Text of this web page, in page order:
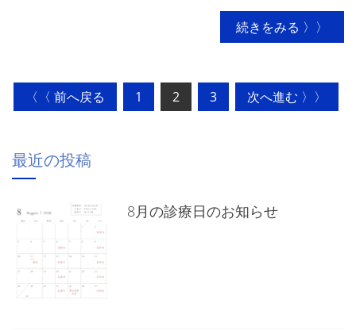
続きをみる 〉〉
稿
ペ
ジ
送
り
〈〈 前へ戻る 1 2 3 次へ進む 〉〉
最近の投稿
8月の診療日のお知らせ